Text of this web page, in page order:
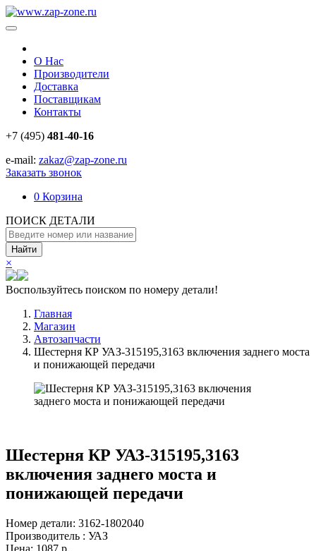
О Нас
Производители
Доставка
Поставщикам
Контакты
+7 (495) 481-40-16
e-mail: zakaz@zap-zone.ru
Заказать звонок
0 Корзина
ПОИСК ДЕТАЛИ
Найти
×
Воспользуйтесь поиском по номеру детали!
Главная
Магазин
Автозапчасти
Шестерня КР УАЗ-315195,3163 включения заднего моста
и понижающей передачи
Шестерня КР УАЗ-315195,3163
включения заднего моста и
понижающей передачи
Номер детали: 3162-1802040
Производитель : УАЗ
Цена: 1087 р.